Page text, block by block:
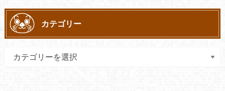
カテゴリー